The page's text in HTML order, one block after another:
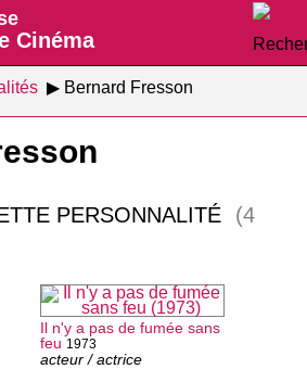
Cinéma
Bernard Fresson
PERSONNALITÉ
(4
Il n'y a pas de fumée sans
feu 1973
acteur / actrice